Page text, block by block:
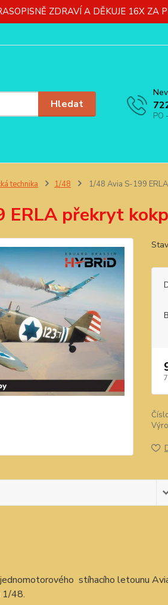
ZDRAVÍ A DĚKUJE 16X ZA
Hledat
PO
technika 1/48 1/48 Avia S-199
ERLA překryt
stíhacího letounu
1/48.